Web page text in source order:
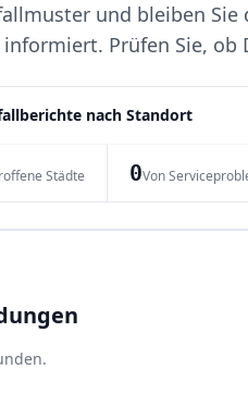
und bleiben
Prüfen Sie, ob
nach Standort
Städte 0Von